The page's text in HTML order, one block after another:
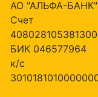
АО "АЛЬФА-БАНК"
Счет
БИК 046577964
к/с